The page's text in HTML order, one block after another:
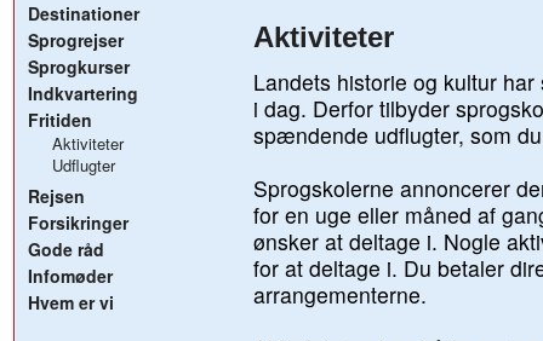
Destinationer
Sprogrejser
Sprogkurser
Indkvartering
Fritiden
Aktiviteter
Udflugter
Rejsen
Forsikringer
Gode råd
Infomøder
Hvem er vi
Aktiviteter
Landets historie og kultur
i dag. Derfor tilbyder
spændende udflugter, som
Sprogskolerne annoncerer
for en uge eller måned af
ønsker at deltage i. Nogle
for at deltage i. Du betaler
arrangementerne.